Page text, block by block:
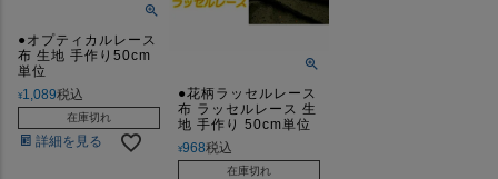
●オプティカルレース
布 生地 手作り50cm
単位
¥1,089税込
在庫切れ
詳細を見る
●花柄ラッセルレース
布 ラッセルレース 生
地 手作り 50cm単位
¥968税込
在庫切れ